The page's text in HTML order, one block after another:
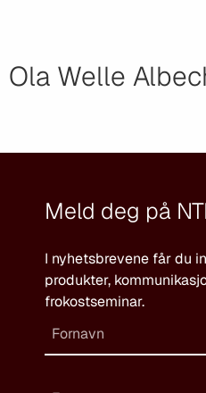
Ola Welle
Meld deg på
I nyhetsbrevene får du
produkter,
frokostseminar.